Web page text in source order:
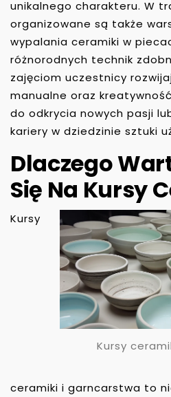
unikalnego charakteru. W
organizowane są także
wypalania ceramiki w
różnorodnych technik
zajęciom uczestnicy
manualne oraz
do odkrycia nowych pasji
kariery w dziedzinie sztuki
Dlaczego
Się Na Kursy
Kursy
Kursy
ceramiki i garncarstwa to